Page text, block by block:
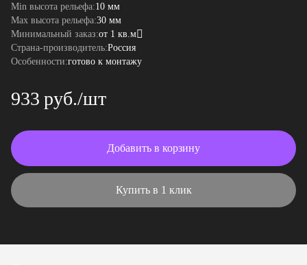
Min высота рельефа:10 мм
Max высота рельефа:30 мм
Минимальный заказ:от 1 кв.м
Страна-производитель:Россия
Особенности:готово к монтажу
933 руб./шт
Добавить в корзину
Купить в 1 клик